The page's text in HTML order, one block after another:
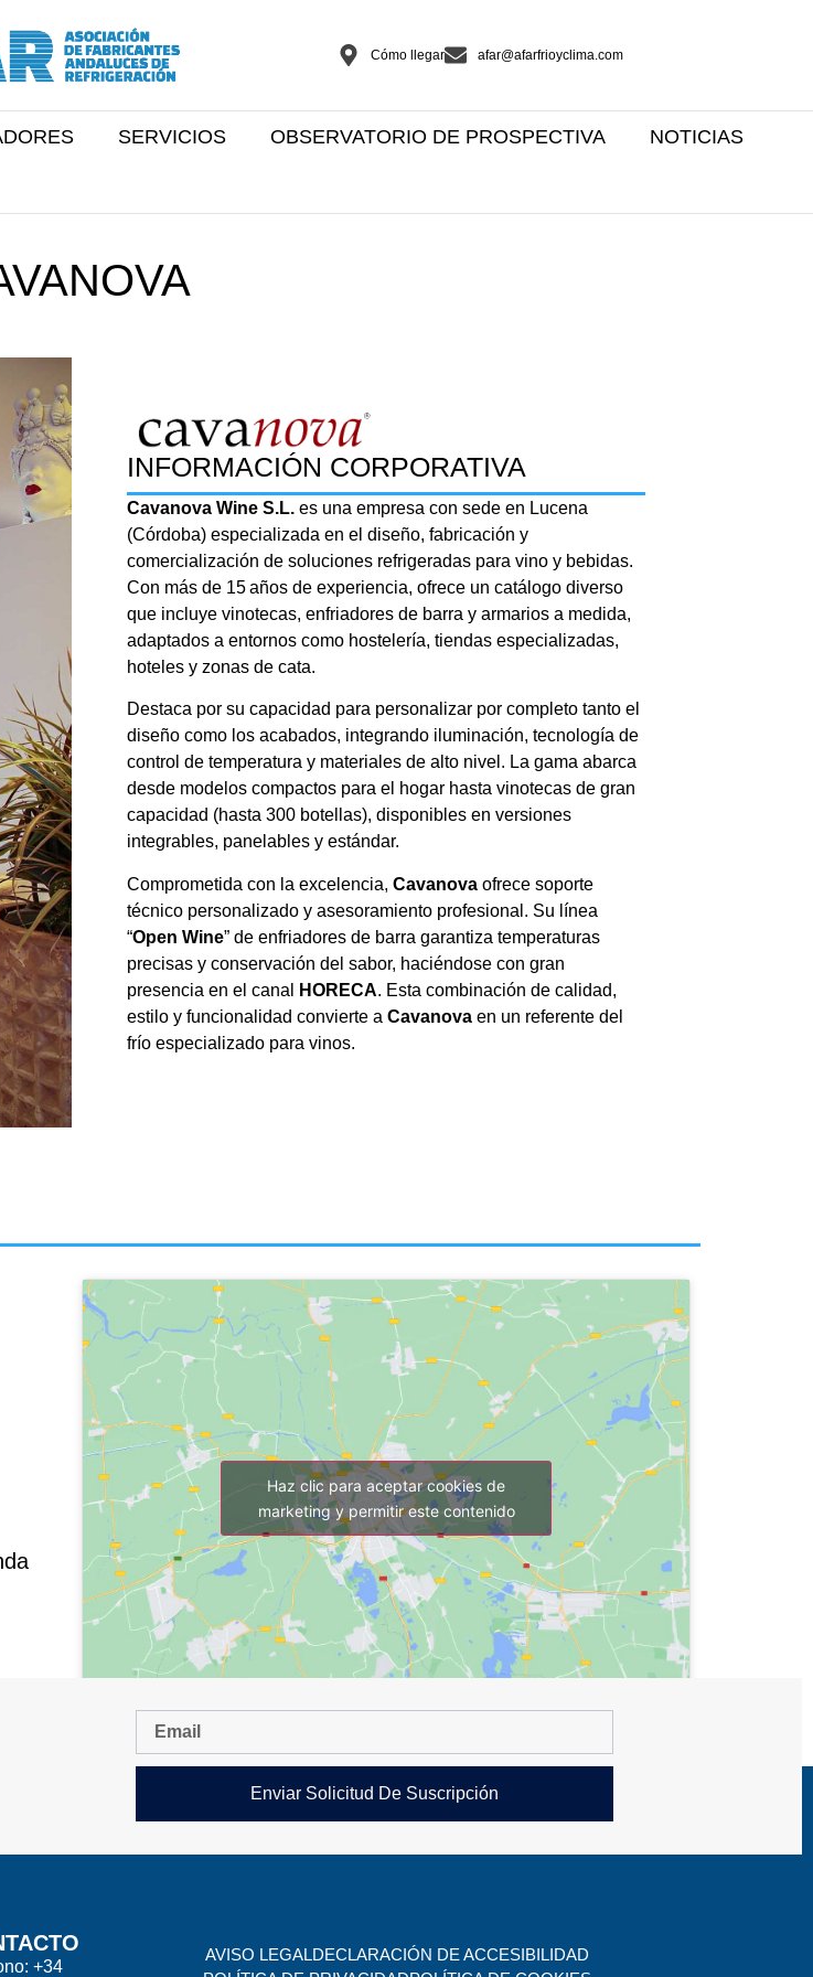
Cómo llegar afar@afarfrioyclima.com
SERVICIOS OBSERVATORIO DE PROSPECTIVA NOTICIAS
INFORMACIÓN CORPORATIVA
Cavanova Wine S.L. es una empresa con sede en Lucena
(Córdoba) especializada en el diseño, fabricación y
comercialización de soluciones refrigeradas para vino y bebidas.
Con más de 15 años de experiencia, ofrece un catálogo diverso
que incluye vinotecas, enfriadores de barra y armarios a medida,
adaptados a entornos como hostelería, tiendas especializadas,
hoteles y zonas de cata.
Destaca por su capacidad para personalizar por completo tanto el
diseño como los acabados, integrando iluminación, tecnología de
control de temperatura y materiales de alto nivel. La gama abarca
desde modelos compactos para el hogar hasta vinotecas de gran
capacidad (hasta 300 botellas), disponibles en versiones
integrables, panelables y estándar.
Comprometida con la excelencia, Cavanova ofrece soporte
técnico personalizado y asesoramiento profesional. Su línea
“Open Wine” de enfriadores de barra garantiza temperaturas
precisas y conservación del sabor, haciéndose con gran
presencia en el canal
HORECA. Esta combinación de calidad,
estilo y funcionalidad convierte a Cavanova en un referente del
frío especializado para vinos.
Haz clic para aceptar cookies de
marketing y permitir este contenido
Enviar Solicitud De Suscripción
+34
AVISO LEGALDECLARACIÓN DE ACCESIBILIDAD